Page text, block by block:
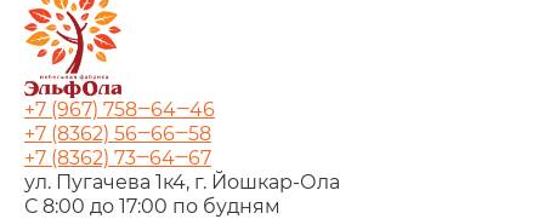
+7 (967) 758‒64‒46
+7 (8362) 56‒66‒58
+7 (8362) 73‒64‒67
ул. Пугачева 1к4, г. Йошкар‑Ола
С 8:00 до 17:00 по будням